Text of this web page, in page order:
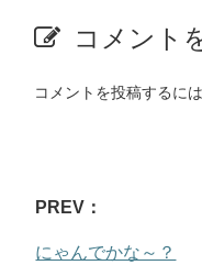
コメント
コメントを投稿するには
PREV：
にゃんでかな～？